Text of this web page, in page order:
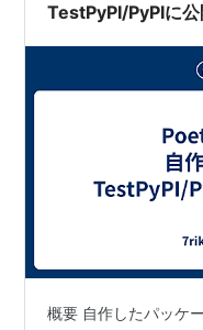
TestPyPI/PyPIに
概要 自作したパッケ